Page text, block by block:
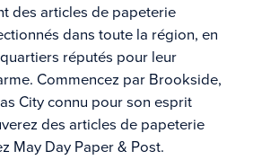
des articles de papeterie
dans toute la région, en
réputés pour leur
Commencez par Brookside,
City connu pour son esprit
des articles de papeterie
May Day Paper & Post.